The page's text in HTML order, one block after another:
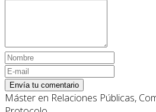
Envía tu comentario
Máster en Relaciones Públicas,